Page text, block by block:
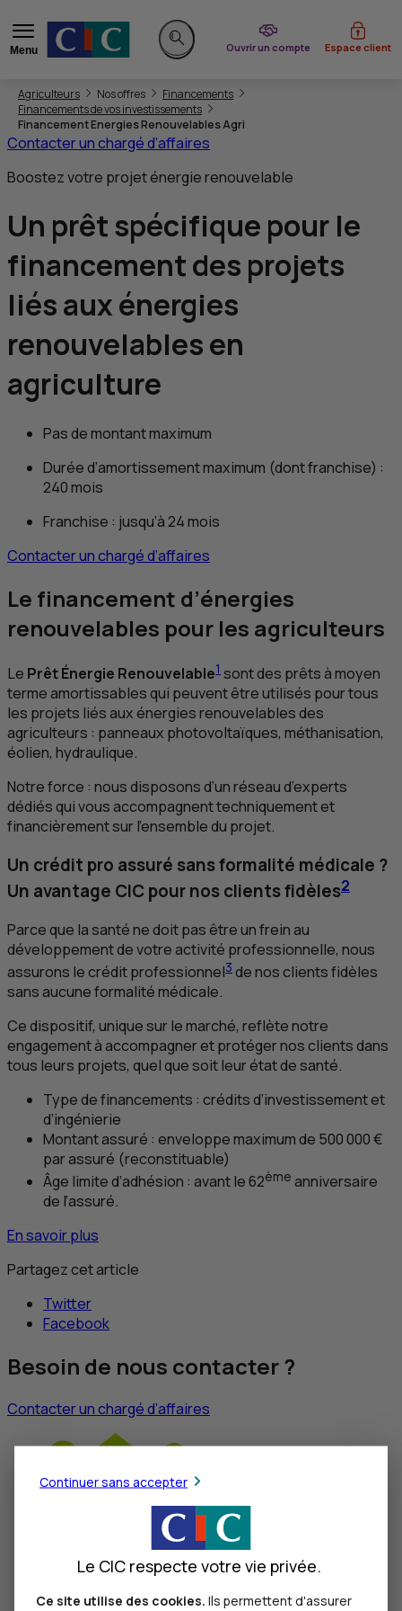
Menu
Rechercher sur le site
Ouvrir un compte
du CIC Espace client
Vous êtes ici:
Agriculteurs Nos offres
Financements
Financements de vos investissements
Financement Energies Renouvelables Agri
Contacter un chargé d’affaires
Boostez votre projet énergie renouvelable
Un prêt spécifique pour le
financement des projets
liés aux énergies
renouvelablesen
agriculture
Pas de montant maximum
Durée d’amortissement maximum (dont franchise) :
240 mois
Franchise : jusqu’à 24 mois
Contacter un chargé d’affaires
Le financement d’énergies
renouvelables pour les agriculteurs
Le Prêt Énergie Renouvelable1 sont des prêts à moyen
terme amortissables qui peuvent être utilisés pour tous
les projets liés aux énergies renouvelables des
agriculteurs : panneaux photovoltaïques, méthanisation,
éolien, hydraulique.
Notre force : nous disposons d’un réseau d’experts
dédiés qui vous accompagnent techniquement et
financièrement sur l’ensemble du projet.
Un crédit pro assuré sans formalité médicale ?
Un avantage CIC pour nos clients fidèles2
Parce que la santé ne doit pas être un frein au
développement de votre activité professionnelle, nous
assurons le crédit professionnel3 de nos clients fidèles
sans aucune formalité médicale.
Ce dispositif, unique sur le marché, reflète notre
engagement à accompagner et protéger nos clients dans
tous leurs projets, quel que soit leur état de santé.
Type de financements : crédits d’investissement et
d’ingénierie
Montant assuré : enveloppe maximum de 500 000 €
par assuré (reconstituable)
Âge limite d’adhésion : avant le 62ème anniversaire
de l’assuré.
En savoir plus
Partagez cet article
Twitter
Facebook
Besoin de nous contacter ?
Contacter un chargé d’affaires
Dynamisez votre activité
Continuer sans accepter
Le CIC respecte votre vie privée.
Ce site utilise des cookies. Ils permettent d'assurer